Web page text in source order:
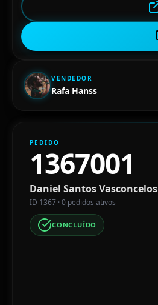
VENDEDOR
Rafa Hanss
PEDIDO
1367001
Daniel Santos Vasconcelos
ID 1367 · 0 pedidos ativos
CONCLUÍDO